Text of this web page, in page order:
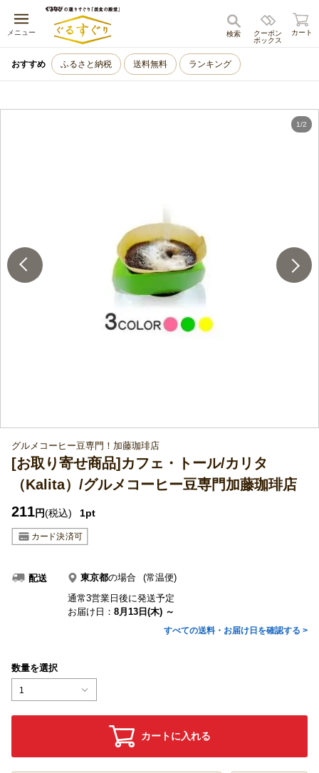
メニュー
キャンセル
クーポン
ボックス
検索 カート
おすすめ ふるさと納税 送料無料 ランキング
1/2
グルメコーヒー豆専門！加藤珈琲店
[お取り寄せ商品]カフェ・トール/カリタ
（Kalita）/グルメコーヒー豆専門加藤珈琲店
211円(税込) 1pt
配送 東京都の場合
(常温便)
通常3営業日後に発送予定
お届け日： 8月13日(木) ～
すべての送料・お届け日を確認する >
数量を選択
1
カートに入れる